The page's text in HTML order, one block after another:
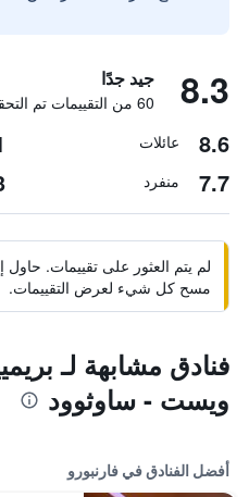
8.3 جيد جدًا
60 من التقييمات تم التحقق منها
8.6 عائلات
7.7 منفرد
لم يتم العثور على تقييمات. حاول
مسح كل شيء لعرض التقييمات.
فنادق مشابهة لـ
ويست - ساوثوود
أفضل الفنادق في فارنبورو